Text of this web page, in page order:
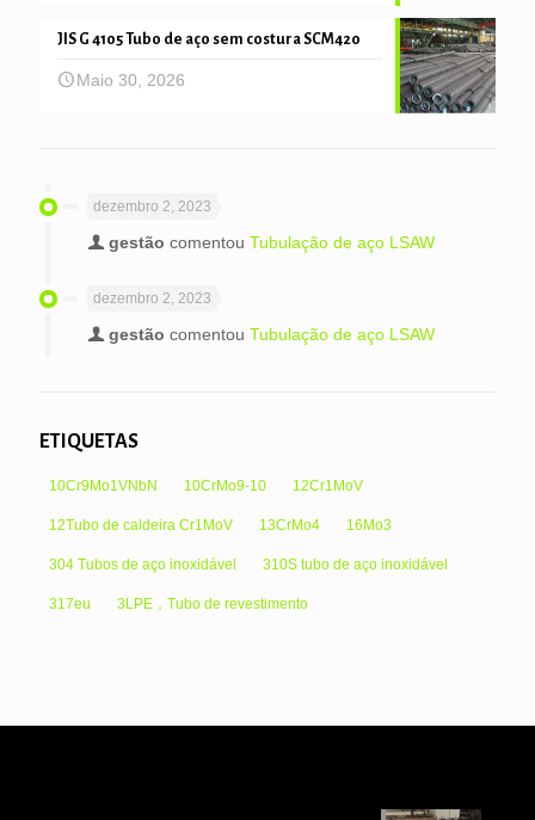
JIS G 4105 Tubo de aço sem costura SCM420
Maio 30, 2026
dezembro 2, 2023
gestão comentou Tubulação de aço LSAW
dezembro 2, 2023
gestão comentou Tubulação de aço LSAW
ETIQUETAS
10Cr9Mo1VNbN 10CrMo9-10 12Cr1MoV
12Tubo de caldeira Cr1MoV 13CrMo4 16Mo3
304 Tubos de aço inoxidável 310S tubo de aço inoxidável
317eu 3LPE，Tubo de revestimento